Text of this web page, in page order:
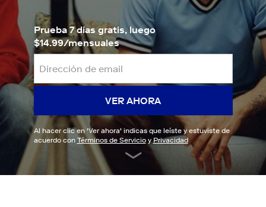
Prueba 7 días gratis, luego
$14.99/mensuales
VER AHORA
Al hacer clic en 'Ver ahora' indicas que leíste y estuviste de
acuerdo con Términos de ServicioyPrivacidad